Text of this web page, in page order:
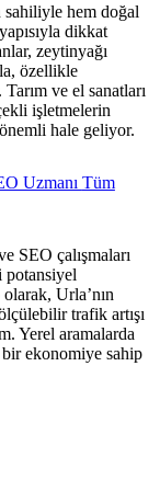
sahiliyle hem doğal
dikkat
zeytinyağı
özellikle
ve el sanatları
işletmelerin
hale geliyor.
Uzmanı Tüm
SEO çalışmaları
potansiyel
Urla’nın
trafik artışı
Yerel aramalarda
ekonomiye sahip